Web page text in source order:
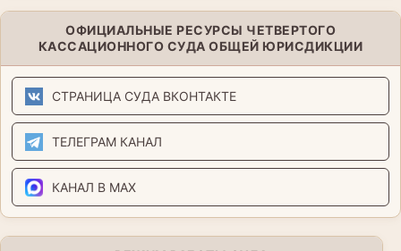
ОФИЦИАЛЬНЫЕ РЕСУРСЫ ЧЕТВЕРТОГО
КАССАЦИОННОГО СУДА ОБЩЕЙ ЮРИСДИКЦИИ
СТРАНИЦА СУДА ВКОНТАКТЕ
ТЕЛЕГРАМ КАНАЛ
КАНАЛ В MAX